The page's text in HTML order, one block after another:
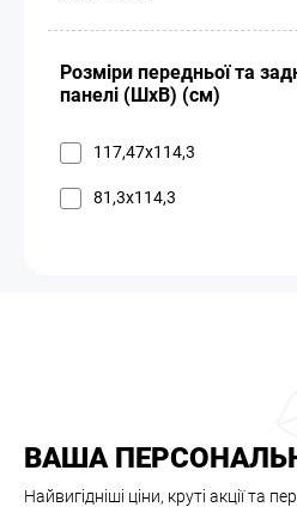
Розміри передньої та
панелі (ШxВ) (см)
117,47x114,3
81,3x114,3
ВАША
Найвигідніші ціни, круті акції та